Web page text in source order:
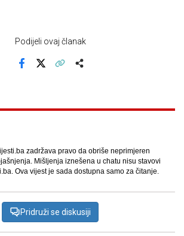
Podijeli ovaj članak
zadržava pravo da obriše neprimjeren
Mišljenja iznešena u chatu nisu stavovi
Ova vijest je sada dostupna samo za čitanje.
Pridruži se diskusiji